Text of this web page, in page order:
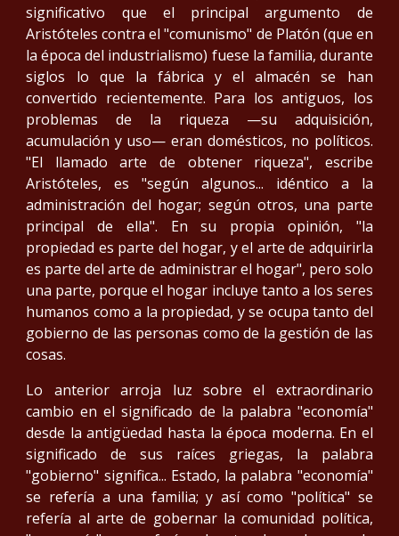
significativo que el principal argumento de
Aristóteles contra el "comunismo" de Platón (que en
la época del industrialismo) fuese la familia, durante
siglos lo que la fábrica y el almacén se han
convertido recientemente. Para los antiguos, los
problemas de la riqueza —su adquisición,
acumulación y uso— eran domésticos, no políticos.
"El llamado arte de obtener riqueza", escribe
Aristóteles, es "según algunos... idéntico a la
administración del hogar; según otros, una parte
principal de ella". En su propia opinión, "la
propiedad es parte del hogar, y el arte de adquirirla
es parte del arte de administrar el hogar", pero solo
una parte, porque el hogar incluye tanto a los seres
humanos como a la propiedad, y se ocupa tanto del
gobierno de las personas como de la gestión de las
cosas.
Lo anterior arroja luz sobre el extraordinario
cambio en el significado de la palabra "economía"
desde la antigüedad hasta la época moderna. En el
significado de sus raíces griegas, la palabra
"gobierno" significa... Estado, la palabra "economía"
se refería a una familia; y así como "política" se
refería al arte de gobernar la comunidad política,